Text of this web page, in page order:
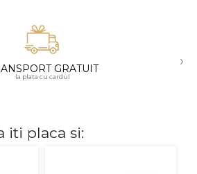
GRATUIT
la plata cu cardul
›
iti placa si: